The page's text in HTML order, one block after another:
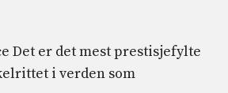
Det er det mest prestisjefylte
i verden som